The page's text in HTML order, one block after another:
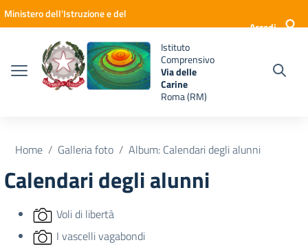
Vai ai contenuti
Vai al menu di navigazione
Vai al footer
Ministero dell'Istruzione e del
Accedi
Istituto
Comprensivo
Via delle
Carine
Roma (RM)
Home Galleria foto Album: Calendari degli alunni
Calendari degli alunni
Voli di libertà
I vascelli vagabondi